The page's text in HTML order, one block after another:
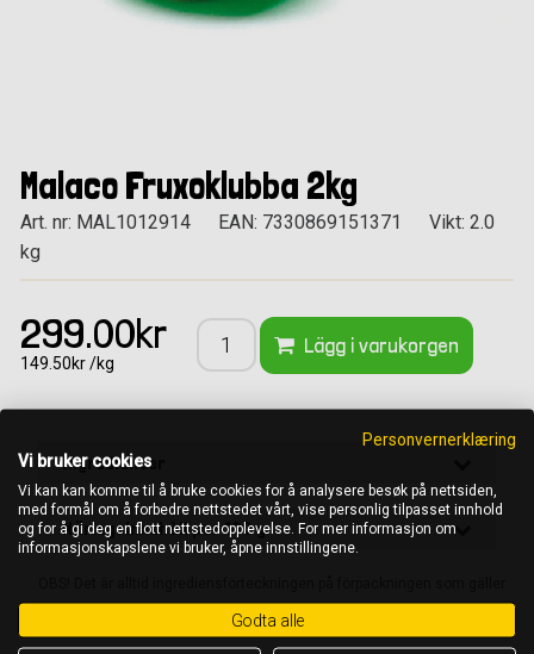
Malaco Fruxoklubba 2kg
Art. nr: MAL1012914 EAN: 7330869151371
Vikt: 2.0
kg
299.00kr
149.50kr /kg
Lägg i varukorgen
Ingredienser
Näringsinnehåll per 100 g
Personvernerklæring
Vi bruker cookies
Vi kan kan komme til å bruke cookies for å analysere besøk på nettsiden,
med formål om å forbedre nettstedet vårt, vise personlig tilpasset innhold
og for å gi deg en flott nettstedopplevelse. For mer informasjon om
informasjonskapslene vi bruker, åpne innstillingene.
Godta alle